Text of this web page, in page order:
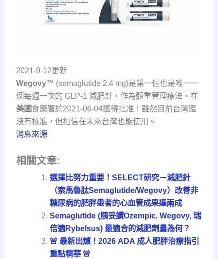
2021-9-12更新
Wegovy™ (semaglutide 2.4 mg)是第一個也是唯一一
個每週一次的 GLP-1 減肥針，作為體重管理療法，在
美國食藥署於2021-06-04獲得批准！雖然目前台灣還
沒有核准，但相信在未來台灣也能使用。
消息來源
相關文章:
選擇比努力重要！SELECT研究－減肥針
（索馬魯肽Semaglutide/Wegovy）改善非
糖尿病的肥胖患者的心血管成果達兩成
Semaglutide (胰妥讚Ozempic, Wegovy, 瑞
倍適Rybelsus) 最適合的減肥劑量為何？
🚨 最新出爐！2026 ADA 成人肥胖治療指引
重點精華 🚨